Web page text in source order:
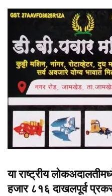
या राष्ट्रीय
हजार ८१६ दाखलपूर्व